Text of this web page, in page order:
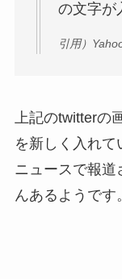
の文字が
引用）
上記のtwitterの
を新しく入れて
ニュースで報道
んあるようです。